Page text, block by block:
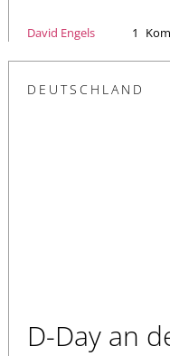
David Engels 1
DEUTSCHLAND
D-Day an